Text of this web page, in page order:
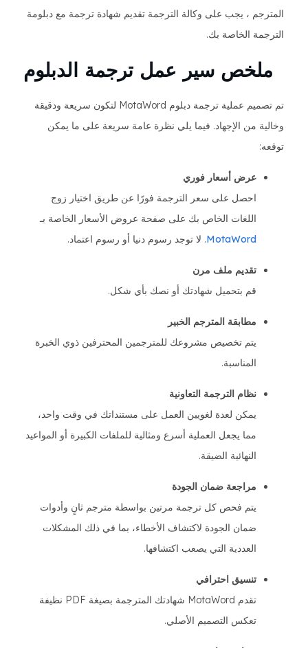
المترجم ، يجب على وكالة الترجمة تقديم شهادة ترجمة مع دبلومة
الترجمة الخاصة بك.
ملخص سير عمل ترجمة الدبلوم
تم تصميم عملية ترجمة دبلوم MotaWord لتكون سريعة ودقيقة
وخالية من الإجهاد. فيما يلي نظرة عامة سريعة على ما يمكن
توقعه:
عرض أسعار فوري
احصل على سعر الترجمة فورًا عن طريق اختيار زوج
اللغات الخاص بك على صفحة عروض الأسعار الخاصة بـ
MotaWord. لا توجد رسوم دنيا أو رسوم اعتماد.
تقديم ملف مرن
قم بتحميل شهادتك أو نصك بأي شكل.
مطابقة المترجم الخبير
يتم تخصيص مشروعك للمترجمين المحترفين ذوي الخبرة
المناسبة.
نظام الترجمة التعاونية
يمكن لعدة لغويين العمل على مستنداتك في وقت واحد،
مما يجعل العملية أسرع ومثالية للملفات الكبيرة أو المواعيد
النهائية الضيقة.
مراجعة ضمان الجودة
يتم فحص كل ترجمة مرتين بواسطة مترجم ثانٍ وأدوات
ضمان الجودة لاكتشاف الأخطاء، بما في ذلك المشكلات
العددية التي يصعب اكتشافها.
تنسيق احترافي
تقدم MotaWord شهادتك المترجمة بصيغة PDF نظيفة
تعكس التصميم الأصلي.